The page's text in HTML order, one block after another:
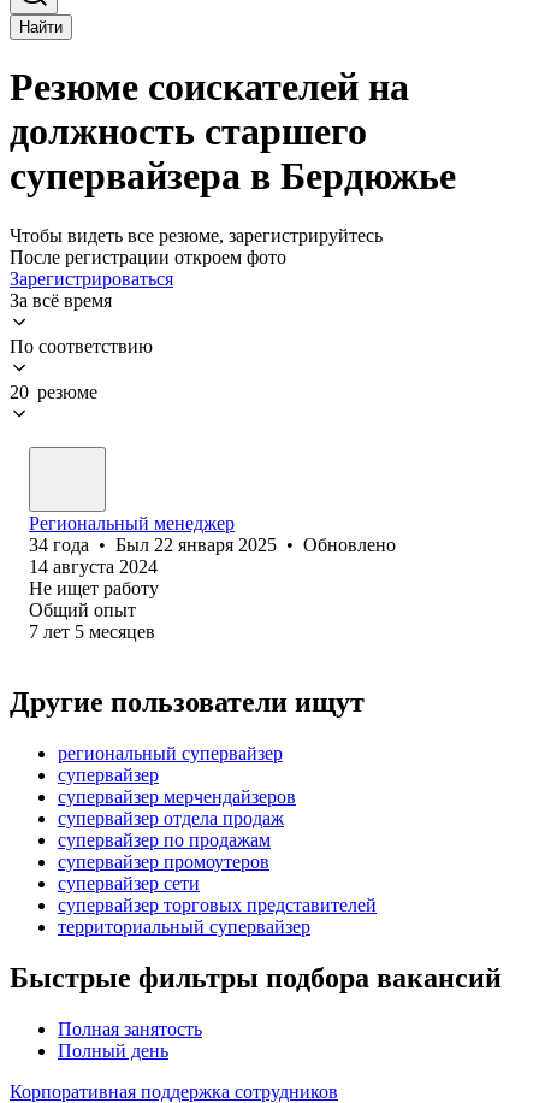
Найти
Резюме соискателей на
должность старшего
супервайзера в Бердюжье
Чтобы видеть все резюме, зарегистрируйтесь
После регистрации откроем фото
Зарегистрироваться
За всё время
По соответствию
20 резюме
Региональный менеджер
34 года • Был 22 января 2025 • Обновлено
14 августа 2024
Не ищет работу
Общий опыт
7 лет 5 месяцев
Другие пользователи ищут
региональный супервайзер
супервайзер
супервайзер мерчендайзеров
супервайзер отдела продаж
супервайзер по продажам
супервайзер промоутеров
супервайзер сети
супервайзер торговых представителей
территориальный супервайзер
Быстрые фильтры подбора вакансий
Полная занятость
Полный день
Корпоративная поддержка сотрудников